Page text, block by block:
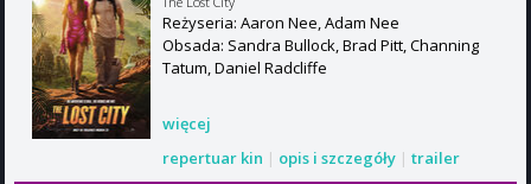
Reżyseria: Aaron Nee, Adam Nee
Obsada: Sandra Bullock, Brad Pitt, Channing
Tatum, Daniel Radcliffe
więcej
repertuar kin | opis i szczegóły | trailer